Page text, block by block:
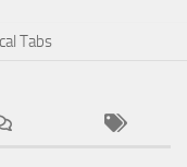
Tabs